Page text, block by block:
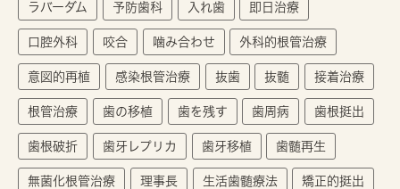
ラバーダム 予防歯科 入れ歯 即日治療
口腔外科 咬合 噛み合わせ 外科的根管治療
意図的再植 感染根管治療 抜歯 抜髄 接着治療
根管治療 歯の移植 歯を残す 歯周病 歯根挺出
歯根破折 歯牙レプリカ 歯牙移植 歯髄再生
無菌化根管治療 理事長 生活歯髄療法 矯正的挺出